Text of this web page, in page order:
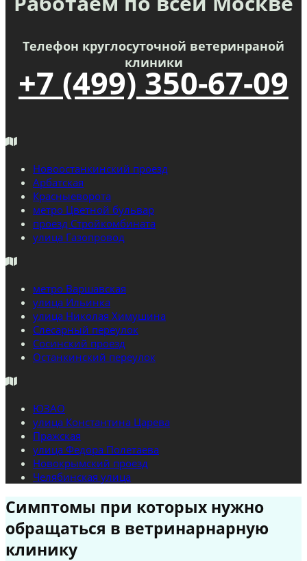
Телефон круглосуточной ветеринраной
клиники
+7 (499) 350-67-09
Новоостанкинский проезд
Арбатская
Красныеворота
метро Цветной бульвар
проезд Стройкомбината
улица Газопровод
метро Варшавская
улица Ильинка
улица Николая Химушина
Слесарный переулок
Сосинский проезд
Останкинский переулок
ЮЗАО
улица Константина Царева
Пражская
улица Федора Полетаева
Новокрымский проезд
Челябинская улица
Симптомы при которых нужно
обращаться в ветринарнарную
клинику